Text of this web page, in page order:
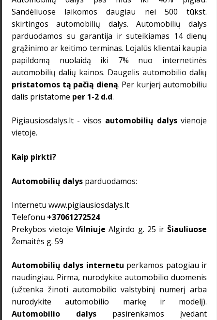
Sandėliuose laikomos daugiau nei 500 tūkst.
skirtingosautomobilių dalys. Automobilių dalys
parduodamos su garantija ir suteikiamas 14 dienų
grąžinimo ar keitimo terminas. Lojalūs klientai kaupia
papildomą nuolaidą iki 7% nuo internetinės
automobilių dalių kainos. Daugelis automobilio dalių
pristatomos tą pačią dieną. Per kurjerį automobiliu
dalis pristatome per 1-2 d.d.
Pigiausiosdalys.lt - visos automobilių dalys vienoje
vietoje.
Kaip pirkti?
Automobilių dalys parduodamos:
Internetu www.pigiausiosdalys.lt
Telefonu +37061272524
Prekybos vietojeVilniuje Algirdo g. 25 irŠiauliuose
Žemaitės g. 59
Automobilių dalys internetu perkamos patogiau ir
naudingiau. Pirma, nurodykite automobilio duomenis
(užtenka žinoti automobilio valstybinį numerį arba
nurodykite automobilio markę ir modelį).
Automobilio dalys pasirenkamos įvedant